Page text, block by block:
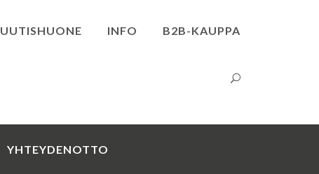
UUTISHUONE INFO B2B-KAUPPA
YHTEYDENOTTO